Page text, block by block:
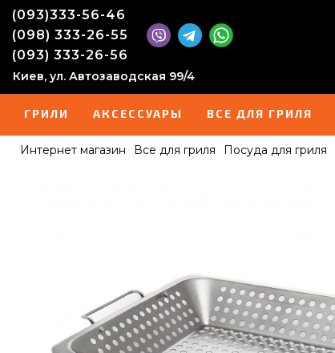
(093)333-56-46
(098) 333-26-55
(093) 333-26-56
Киев, ул. Автозаводская 99/4
ГРИЛИ АКСЕССУАРЫ ВСЕ ДЛЯ ГРИЛЯ
Интернет магазин Все для гриля Посуда для гриля